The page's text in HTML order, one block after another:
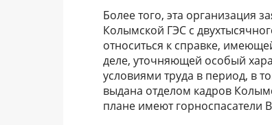
Более того, эта организация
Колымской ГЭС с
относиться к справке,
деле, уточняющей особый
условиями труда в период, в
выдана отделом кадров
плане имеют горноспасатели